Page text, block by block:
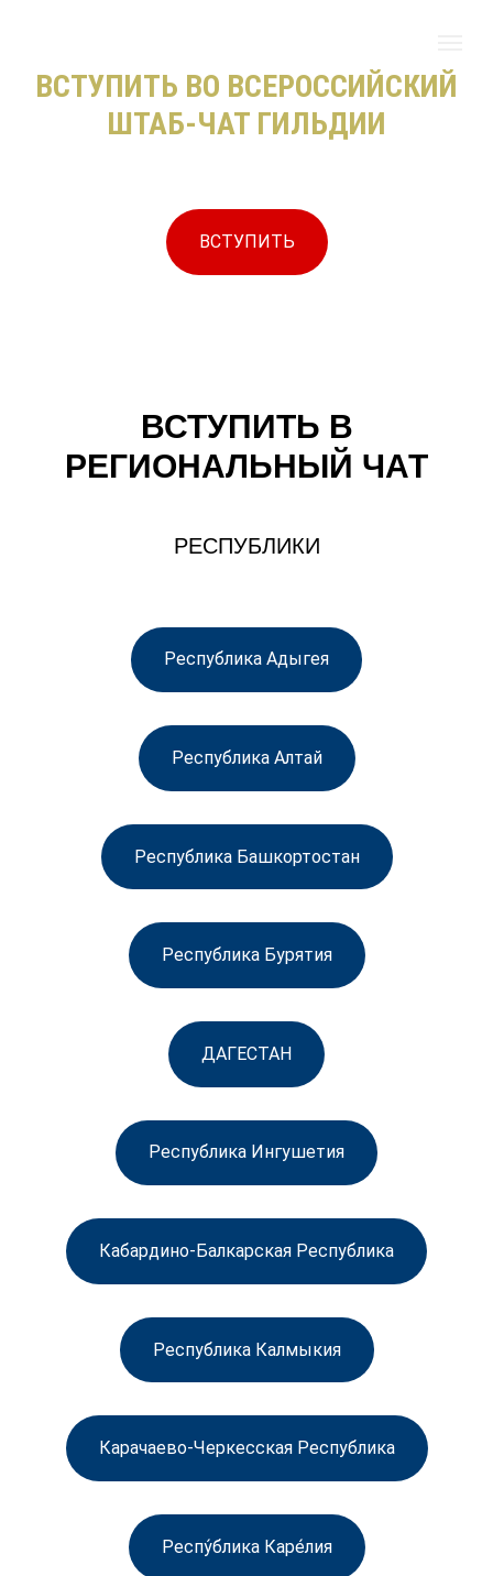
ВСТУПИТЬ ВО ВСЕРОССИЙСКИЙ
ШТАБ-ЧАТ ГИЛЬДИИ
ВСТУПИТЬ
ВСТУПИТЬ В
РЕГИОНАЛЬНЫЙ ЧАТ
РЕСПУБЛИКИ
Республика Адыгея
Республика Алтай
Республика Башкортостан
Республика Бурятия
ДАГЕСТАН
Республика Ингушетия
Кабардино-Балкарская Республика
Республика Калмыкия
Карачаево-Черкесская Республика
Респу́блика Каре́лия